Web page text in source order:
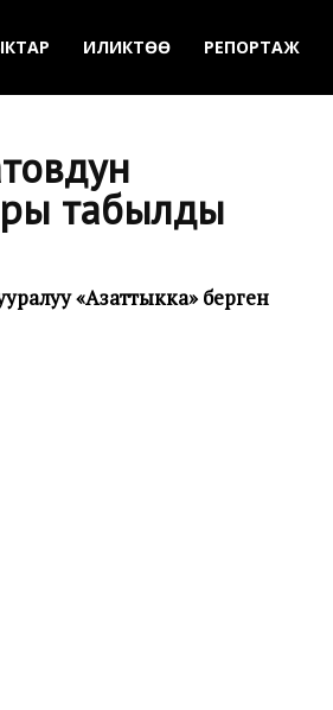
ИЛИКТӨӨ РЕПОРТАЖ
табылды
«Азаттыкка» берген